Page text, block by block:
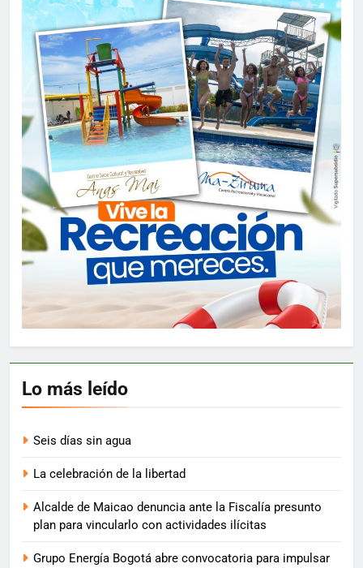
Lo más leído
Seis días sin agua
La celebración de la libertad
Alcalde de Maicao denuncia ante la Fiscalía presunto
plan para vincularlo con actividades ilícitas
Grupo Energía Bogotá abre convocatoria para impulsar